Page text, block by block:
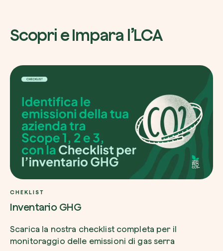
Scopri e Impara l’LCA
CHEKLIST
Inventario GHG
Scarica la nostra checklist completa per il
monitoraggio delle emissioni di gas serra
Esplora la mappa
Guarda i tuoi alberi crescere dallo spazio
tecnologia satellitare.
Inizia a esplorare